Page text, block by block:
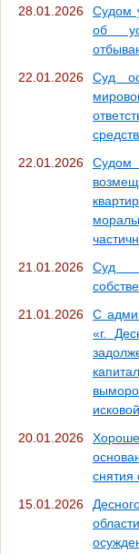
28.01.2026
Судом
об
22.01.2026
Суд
22.01.2026
Судом
21.01.2026
Суд
21.01.2026
С
«г.
20.01.2026
снятия
15.01.2026